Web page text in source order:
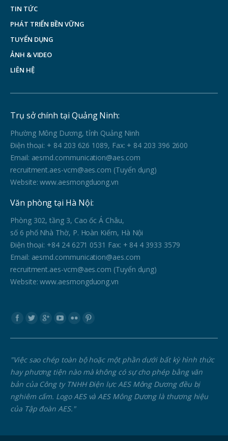
TIN TỨC
PHÁT TRIỂN BỀN VỮNG
TUYỂN DỤNG
ẢNH & VIDEO
LIÊN HỆ
Trụ sở chính tại Quảng Ninh:
Phường Mông Dương, tỉnh Quảng Ninh
Điện thoại: + 84 203 626 1089, Fax: + 84 203 396 2600
Email: aesmd.communication@aes.com
recruitment.aes-vcm@aes.com (Tuyển dụng)
Website: www.aesmongduong.vn
Văn phòng tại Hà Nội:
Phòng 302, tầng 3, Cao ốc Á Châu,
số 6 phố Nhà Thờ, P. Hoàn Kiếm, Hà Nội
Điện thoại: +84 24 6271 0531 Fax: + 84 4 3933 3579
Email: aesmd.communication@aes.com
recruitment.aes-vcm@aes.com (Tuyển dụng)
Website: www.aesmongduong.vn
Find us on:
"Việc sao chép toàn bộ hoặc một phần dưới bất kỳ hình thức
hay phương tiện nào mà không có sự cho phép bằng văn
bản của Công ty TNHH Điện lực AES Mông Dương đều bị
nghiêm cấm. Logo AES và AES Mông Dương là thương hiệu
của Tập đoàn AES."